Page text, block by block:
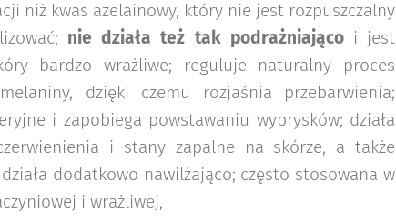
niż kwas azelainowy, który nie jest rozpuszczalny
nie działa też tak podrażniającoi jest
bardzo wrażliwe; reguluje naturalny proces
dzięki czemu rozjaśnia przebarwienia;
i zapobiega powstawaniu wyprysków; działa
i stany zapalne na skórze, a także
dodatkowo nawilżająco; często stosowana w
i wrażliwej,